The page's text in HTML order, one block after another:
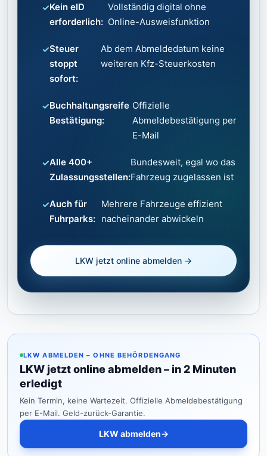
Kein eID
erforderlich:
Vollständig digital ohne
Online-Ausweisfunktion
Steuer
stoppt
sofort:
Ab dem Abmeldedatum keine
weiteren Kfz-Steuerkosten
Buchhaltungsreife
Bestätigung:
Offizielle
Abmeldebestätigung per
E-Mail
Alle 400+
Zulassungsstellen:
Bundesweit, egal wo das
Fahrzeug zugelassen ist
Auch für
Fuhrparks:
Mehrere Fahrzeuge effizient
nacheinander abwickeln
LKW jetzt online abmelden →
LKW ABMELDEN – OHNE BEHÖRDENGANG
LKW jetzt online abmelden – in 2 Minuten
erledigt
Kein Termin, keine Wartezeit. Offizielle Abmeldebestätigung
per E-Mail. Geld-zurück-Garantie.
LKW abmelden→